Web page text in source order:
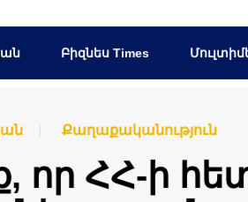
Բիզնես Times
Քաղաքականություն
որ ՀՀ-ի